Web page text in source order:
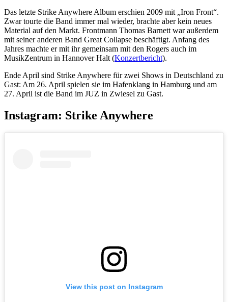
Das letzte Strike Anywhere Album erschien 2009 mit „Iron Front“.
Zwar tourte die Band immer mal wieder, brachte aber kein neues
Material auf den Markt. Frontmann Thomas Barnett war außerdem
mit seiner anderen Band Great Collapse beschäftigt. Anfang des
Jahres machte er mit ihr gemeinsam mit den Rogers auch im
MusikZentrum in Hannover Halt (Konzertbericht).
Ende April sind Strike Anywhere für zwei Shows in Deutschland zu
Gast: Am 26. April spielen sie im Hafenklang in Hamburg und am
27. April ist die Band im JUZ in Zwiesel zu Gast.
Instagram: Strike Anywhere
View this post on Instagram